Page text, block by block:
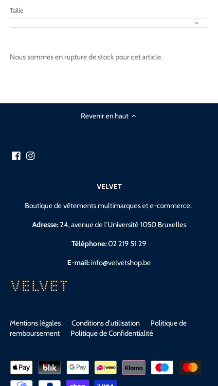
Taille
Nous sommes en rupture de stock pour cet article.
Revenir en haut
VELVET
Boutique de vêtements multimarques et e-commerce.
Adresse:24, avenue de l’Université 1050 Bruxelles
Téléphone:02 219 51 29
E-mail: info@velvetshop.be
Mentions légales Conditions d'utilisation
Politique de
remboursement
Politique de Confidentialité